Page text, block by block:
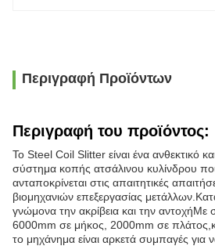
Περιγραφή Προϊόντων
Περιγραφή του προϊόντος:
Το Steel Coil Slitter είναι ένα ανθεκτικό
σύστημα κοπής ατσάλινου κυλίνδρου που
ανταποκρίνεται στις απαιτητικές
βιομηχανιών επεξεργασίας
γνώμονα την ακρίβεια και την αντοχήΜε
6000mm σε μήκος, 2000mm σε
το μηχάνημα είναι αρκετά συμπαγές για